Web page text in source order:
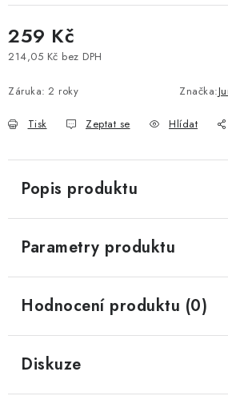
259 Kč
214,05 Kč bez DPH
Záruka: 2 roky Značka:
Tisk Zeptat se Hlídat
Popis produktu
Parametry produktu
Hodnocení produktu (0)
Diskuze